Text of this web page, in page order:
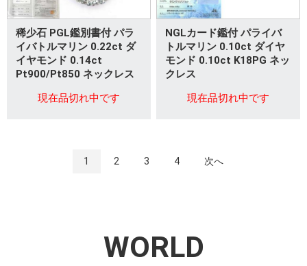
稀少石 PGL鑑別書付 パラ
イバトルマリン 0.22ct ダ
イヤモンド 0.14ct
Pt900/Pt850 ネックレス
現在品切れ中です
NGLカード鑑付 パライバ
トルマリン 0.10ct ダイヤ
モンド 0.10ct K18PG ネッ
クレス
現在品切れ中です
1 2 3 4 次へ
WORLD